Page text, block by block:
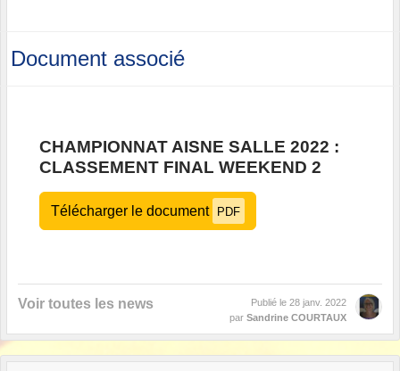
Document associé
CHAMPIONNAT AISNE SALLE 2022 :
CLASSEMENT FINAL WEEKEND 2
Télécharger le document PDF
Voir toutes les news Publié le 28 janv. 2022
par Sandrine COURTAUX